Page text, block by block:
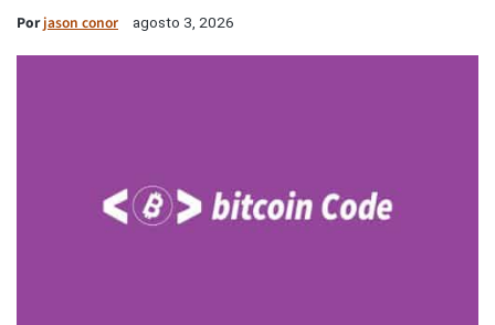
Porjason conor agosto 3, 2026